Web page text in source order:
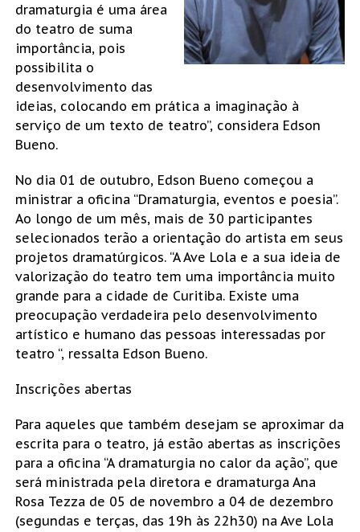
dramaturgia é uma área
do teatro de suma
importância, pois
possibilita o
desenvolvimento das
ideias, colocando em prática a imaginação à
serviço de um texto de teatro”, considera Edson
Bueno.
No dia 01 de outubro, Edson Bueno começou a
ministrar a oficina “Dramaturgia, eventos e poesia”.
Ao longo de um mês, mais de 30 participantes
selecionados terão a orientação do artista em seus
projetos dramatúrgicos. “A Ave Lola e a sua ideia de
valorização do teatro tem uma importância muito
grande para a cidade de Curitiba. Existe uma
preocupação verdadeira pelo desenvolvimento
artístico e humano das pessoas interessadas por
teatro “, ressalta Edson Bueno.
Inscrições abertas
Para aqueles que também desejam se aproximar da
escrita para o teatro, já estão abertas as inscrições
para a oficina “A dramaturgia no calor da ação”, que
será ministrada pela diretora e dramaturga Ana
Rosa Tezza de 05 de novembro a 04 de dezembro
(segundas e terças, das 19h às 22h30) na Ave Lola